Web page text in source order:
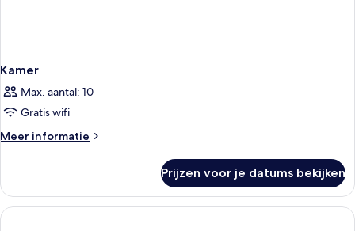
Kamer
Max. aantal: 10
Gratis wifi
Meer informatie
Meer
Prijzen voor je datums bekijken